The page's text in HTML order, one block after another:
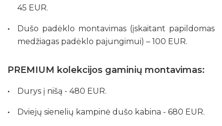
45 EUR.
Dušo padėklo montavimas (įskaitant papildomas
medžiagas padėklo pajungimui) – 100 EUR.
PREMIUM kolekcijos gaminių montavimas:
Durys į nišą - 480 EUR.
Dviejų sienelių kampinė dušo kabina - 680 EUR.